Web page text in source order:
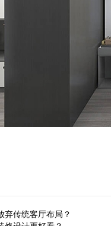
弃传统客厅布局？